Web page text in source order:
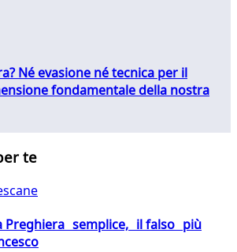
Né evasione né tecnica per il
fondamentale della nostra
te
Preghiera semplice, il falso più